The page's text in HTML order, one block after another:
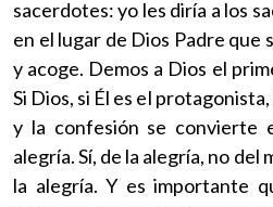
sacerdotes: yo les diría a los
en el lugar de Dios Padre que
y acoge. Demos a Dios el
Si Dios, si Él es el
y la confesión se convierte
alegría. Sí, de la alegría, no del
la alegría. Y es importante